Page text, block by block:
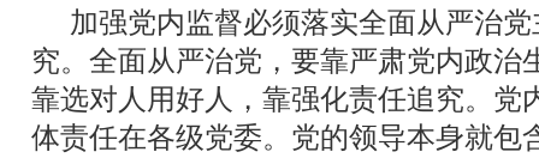
加强党内监督必须落实全面从严治
究。全面从严治党，要靠严肃党内政治
靠选对人用好人，靠强化责任追究。党
体责任在各级党委。党的领导本身就包